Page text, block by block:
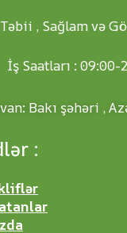
Təbii , Sağlam və
İş Saatları : 09:00-
Bakı şəhəri ,
: